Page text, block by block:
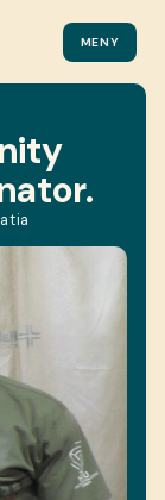
MENY